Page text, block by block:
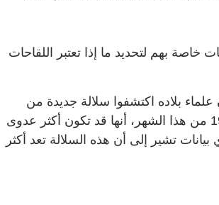
بهم لتحديد ما إذا تعتبر اللقاحات
مات هانكوك، يوم 14 ديسمبر، أن علماء بلاده اكتشفوا سلالة جديدة من
فيروس كورونا، فيما ذكر رئيس الوزراء، بوريس جونسون، يوم 19 من هذا الشهر، أنها قد تكون أكثر عدوى
بيانات تشير إلى أن هذه السلالة تعد أكثر